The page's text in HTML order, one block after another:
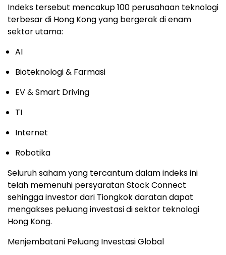
Indeks tersebut mencakup 100 perusahaan teknologi
terbesar di Hong Kong yang bergerak di enam
sektor utama:
AI
Bioteknologi & Farmasi
EV & Smart Driving
TI
Internet
Robotika
Seluruh saham yang tercantum dalam indeks ini
telah memenuhi persyaratan Stock Connect
sehingga investor dari Tiongkok daratan dapat
mengakses peluang investasi di sektor teknologi
Hong Kong.
Menjembatani Peluang Investasi Global